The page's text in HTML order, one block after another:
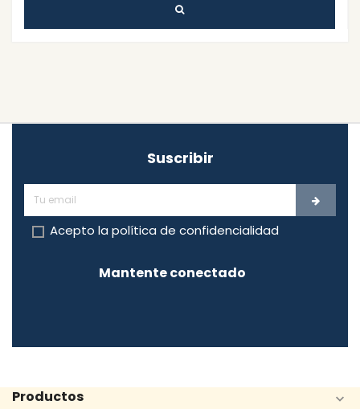
Suscribir
Acepto la política de confidencialidad
Mantente conectado
Productos 